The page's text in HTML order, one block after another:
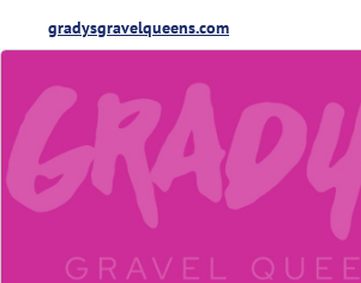
gradysgravelqueens.com